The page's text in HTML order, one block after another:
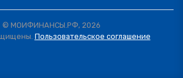
© МОИФИНАНСЫ.РФ, 2026
Пользовательское соглашение